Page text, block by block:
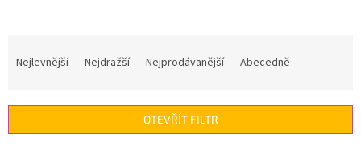
í
Nejlevnější Nejdražší Nejprodávanější Abecedně
OTEVŘÍT FILTR